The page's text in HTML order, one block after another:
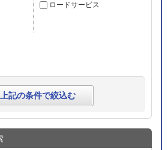
ロードサービス
上記の条件で絞込む